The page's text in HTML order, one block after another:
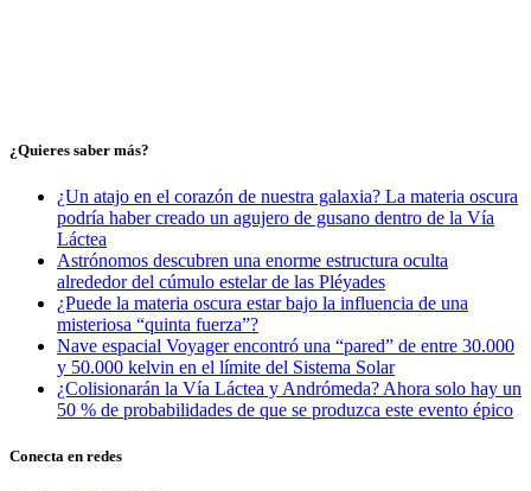
¿Quieres saber más?
¿Un atajo en el corazón de nuestra galaxia? La materia oscura
podría haber creado un agujero de gusano dentro de la Vía
Láctea
Astrónomos descubren una enorme estructura oculta
alrededor del cúmulo estelar de las Pléyades
¿Puede la materia oscura estar bajo la influencia de una
misteriosa “quinta fuerza”?
Nave espacial Voyager encontró una “pared” de entre 30.000
y 50.000 kelvin en el límite del Sistema Solar
¿Colisionarán la Vía Láctea y Andrómeda? Ahora solo hay un
50 % de probabilidades de que se produzca este evento épico
Conecta en redes